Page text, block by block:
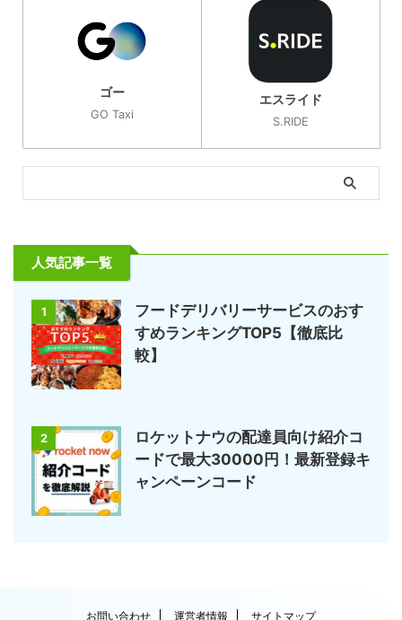
ゴー
GO Taxi
エスライド
S.RIDE
人気記事一覧
1
フードデリバリーサービスのおす
すめランキングTOP5【徹底比
較】
2
ロケットナウの配達員向け紹介コ
ードで最大30000円！最新登録キ
ャンペーンコード
お問い合わせ 運営者情報 サイトマップ